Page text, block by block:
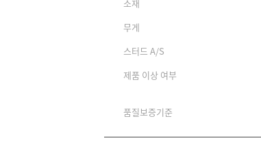
소재
무게
스터드 A/S
제품 이상 여부
품질보증기준